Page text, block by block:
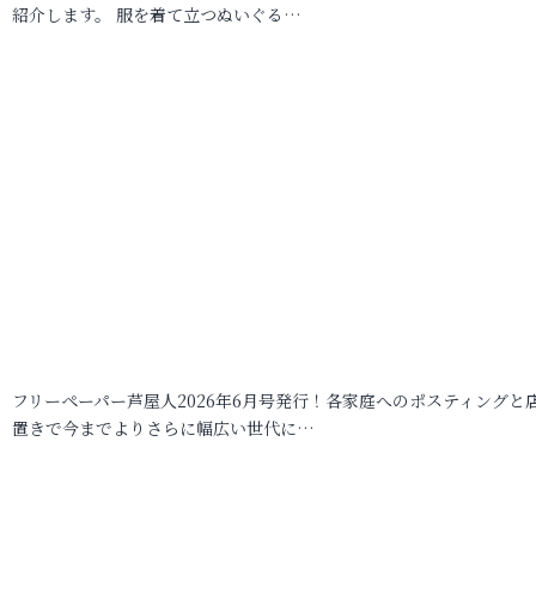
紹介します。 服を着て立つぬいぐる…
フリーペーパー芦屋人2026年6月号発行！各家庭へのポスティングと
置きで今までよりさらに幅広い世代に…